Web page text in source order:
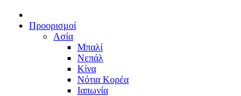
Προορισμοί
Ασία
Μπαλί
Νεπάλ
Κίνα
Νότια Κορέα
Ιαπωνία